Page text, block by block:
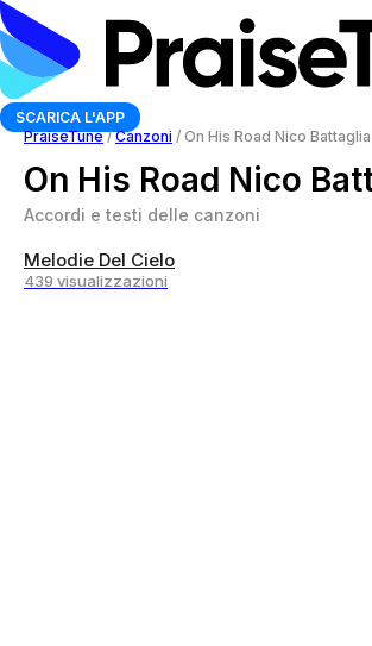
SCARICA L'APP
PraiseTune / Canzoni / On His Road Nico Battaglia
On His Road Nico
Accordi e testi delle canzoni
Melodie Del Cielo
439 visualizzazioni